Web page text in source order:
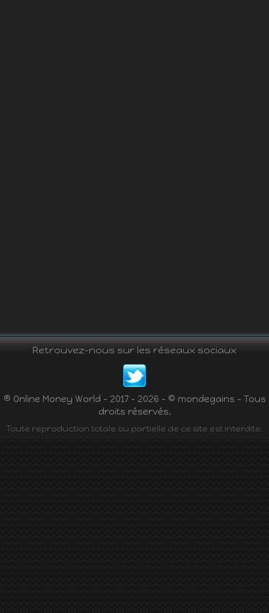
Retrouvez-nous sur les réseaux sociaux
® Online Money World - 2017 - 2026 - © mondegains - Tous
droits réservés.
Toute reproduction totale ou partielle de ce site est interdite.